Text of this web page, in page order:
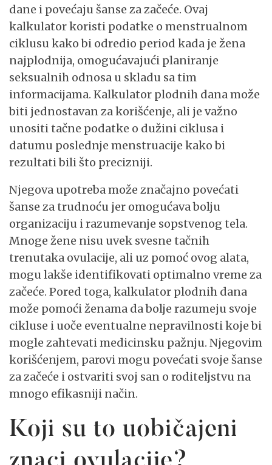
dane i povećaju šanse za začeće. Ovaj
kalkulator koristi podatke o menstrualnom
ciklusu kako bi odredio period kada je žena
najplodnija, omogućavajući planiranje
seksualnih odnosa u skladu sa tim
informacijama. Kalkulator plodnih dana može
biti jednostavan za korišćenje, ali je važno
unositi tačne podatke o dužini ciklusa i
datumu poslednje menstruacije kako bi
rezultati bili što precizniji.
Njegova upotreba može značajno povećati
šanse za trudnoću jer omogućava bolju
organizaciju i razumevanje sopstvenog tela.
Mnoge žene nisu uvek svesne tačnih
trenutaka ovulacije, ali uz pomoć ovog alata,
mogu lakše identifikovati optimalno vreme za
začeće. Pored toga, kalkulator plodnih dana
može pomoći ženama da bolje razumeju svoje
cikluse i uoče eventualne nepravilnosti koje bi
mogle zahtevati medicinsku pažnju. Njegovim
korišćenjem, parovi mogu povećati svoje šanse
za začeće i ostvariti svoj san o roditeljstvu na
mnogo efikasniji način.
Koji su to uobičajeni